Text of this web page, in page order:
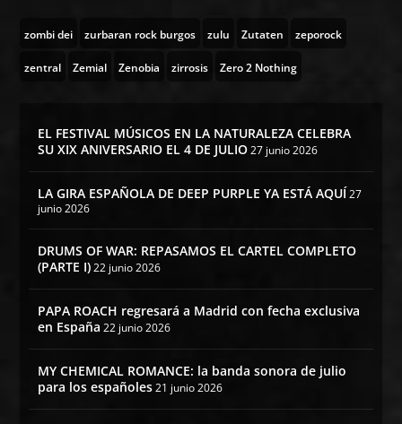
zombi dei zurbaran rock burgos zulu Zutaten zeporock
zentral Zemial Zenobia zirrosis Zero 2 Nothing
EL FESTIVAL MÚSICOS EN LA NATURALEZA CELEBRA
SU XIX ANIVERSARIO EL 4 DE JULIO 27 junio 2026
LA GIRA ESPAÑOLA DE DEEP PURPLE YA ESTÁ AQUÍ27
junio 2026
DRUMS OF WAR: REPASAMOS EL CARTEL COMPLETO
(PARTE I) 22 junio 2026
PAPA ROACH regresará a Madrid con fecha exclusiva
en España 22 junio 2026
MY CHEMICAL ROMANCE: la banda sonora de julio
para los españoles 21 junio 2026